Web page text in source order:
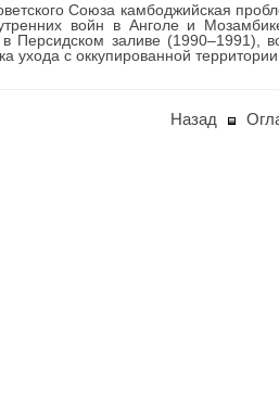
Союза камбоджийская
войн в Анголе и
Персидском заливе (1990–1991),
ухода с оккупированной территории
Назад